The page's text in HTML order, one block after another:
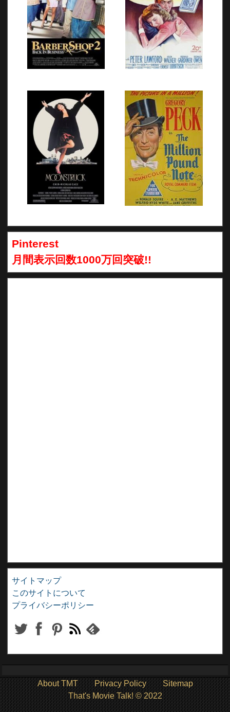
Pinterest
月間表示回数1000万回突破!!
サイトマップ
このサイトについて
プライバシーポリシー
About TMT Privacy Policy
Sitemap
That's Movie Talk! © 2022